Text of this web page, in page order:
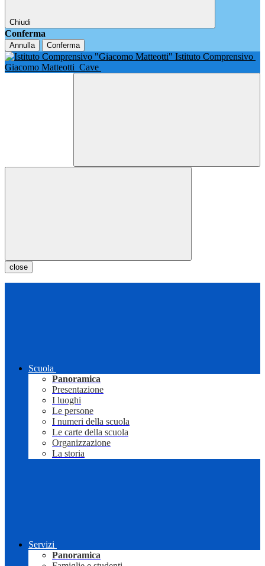
Chiudi
Conferma
Annulla Conferma
Istituto Comprensivo
Giacomo Matteotti Cave
close
Scuola
Panoramica
Presentazione
I luoghi
Le persone
I numeri della scuola
Le carte della scuola
Organizzazione
La storia
Servizi
Panoramica